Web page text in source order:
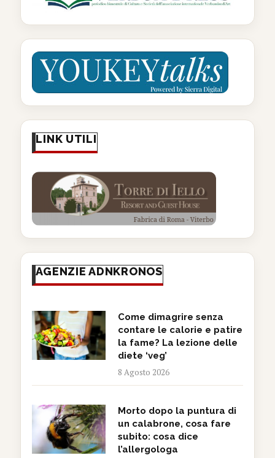
LINK UTILI
AGENZIE ADNKRONOS
Come dimagrire senza
contare le calorie e patire
la fame? La lezione delle
diete ‘veg’
8 Agosto 2026
Morto dopo la puntura di
un calabrone, cosa fare
subito: cosa dice
l’allergologa